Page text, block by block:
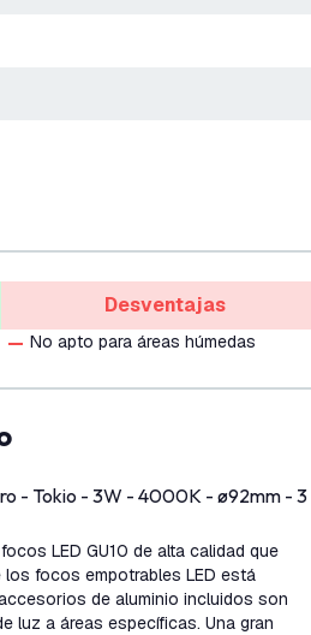
Desventajas
No apto para áreas húmedas
- Tokio - 3W - 4000K - ø92mm - 3
LED GU10 de alta calidad que
los focos empotrables LED está
de aluminio incluidos son
luz a áreas específicas. Una gran